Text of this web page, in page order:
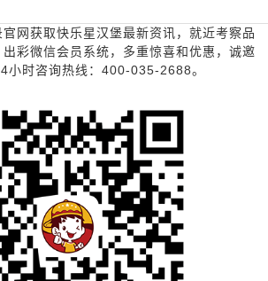
网获取快乐星汉堡最新资讯，就近考察品
彩微信会员系统，多重惊喜和优惠，诚邀
小时咨询热线：400-035-2688。